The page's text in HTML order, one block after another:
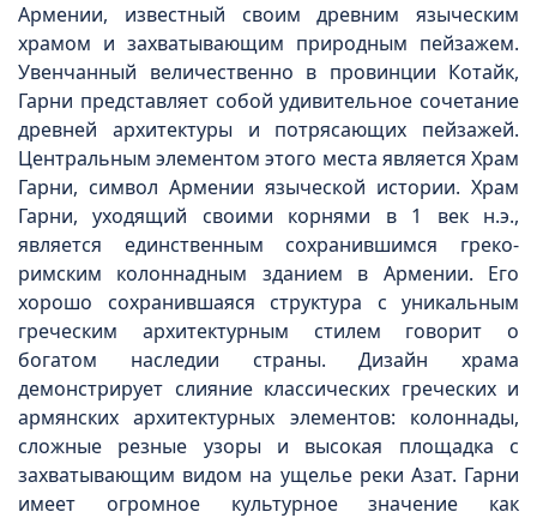
Армении, известный своим древним языческим
храмом и захватывающим природным пейзажем.
Увенчанный величественно в провинции Котайк,
Гарни представляет собой удивительное сочетание
древней архитектуры и потрясающих пейзажей.
Центральным элементом этого места является Храм
Гарни, символ Армении языческой истории. Храм
Гарни, уходящий своими корнями в 1 век н.э.,
является единственным сохранившимся греко-
римским колоннадным зданием в Армении. Его
хорошо сохранившаяся структура с уникальным
греческим архитектурным стилем говорит о
богатом наследии страны. Дизайн храма
демонстрирует слияние классических греческих и
армянских архитектурных элементов: колоннады,
сложные резные узоры и высокая площадка с
захватывающим видом на ущелье реки Азат. Гарни
имеет огромное культурное значение как